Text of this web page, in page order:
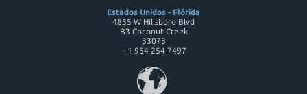
Estados Unidos - Flórida
4855 W Hillsboro Blvd
B3 Coconut Creek
33073
+ 1 954 254 7497